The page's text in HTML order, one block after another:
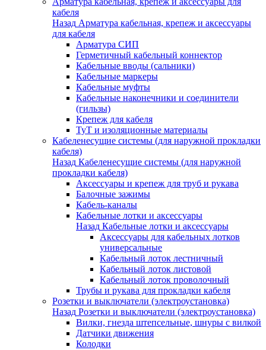
кабеля
Назад Арматура кабельная, крепеж и аксессуары
для кабеля
Арматура СИП
Герметичный кабельный коннектор
Кабельные вводы (сальники)
Кабельные маркеры
Кабельные муфты
Кабельные наконечники и соединители
(гильзы)
Крепеж для кабеля
ТуТ и изоляционные материалы
Кабеленесущие системы (для наружной прокладки
кабеля)
Назад Кабеленесущие системы (для наружной
прокладки кабеля)
Аксессуары и крепеж для труб и рукава
Балочные зажимы
Кабель-каналы
Кабельные лотки и аксессуары
Назад Кабельные лотки и аксессуары
Аксессуары для кабельных лотков
универсальные
Кабельный лоток лестничный
Кабельный лоток листовой
Кабельный лоток проволочный
Трубы и рукава для прокладки кабеля
Розетки и выключатели (электроустановка)
Назад Розетки и выключатели (электроустановка)
Вилки, гнезда штепсельные, шнуры с вилкой
Датчики движения
Колодки